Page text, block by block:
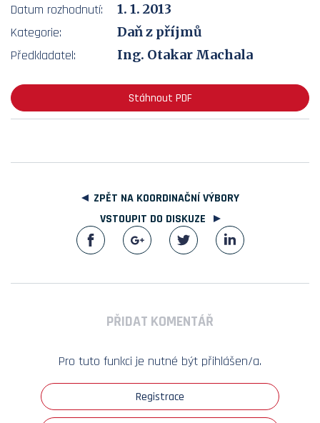
Datum rozhodnutí:
1. 1. 2013
Kategorie:
Daň z příjmů
Předkladatel:
Ing. Otakar Machala
Stáhnout PDF
ZPĚT NA KOORDINAČNÍ VÝBORY
VSTOUPIT DO DISKUZE
PŘIDAT KOMENTÁŘ
Pro tuto funkci je nutné být přihlášen/a.
Registrace